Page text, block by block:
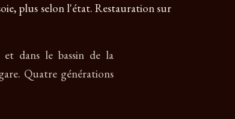
plus selon l'état. Restauration sur
dans le bassin de la
Quatre générations